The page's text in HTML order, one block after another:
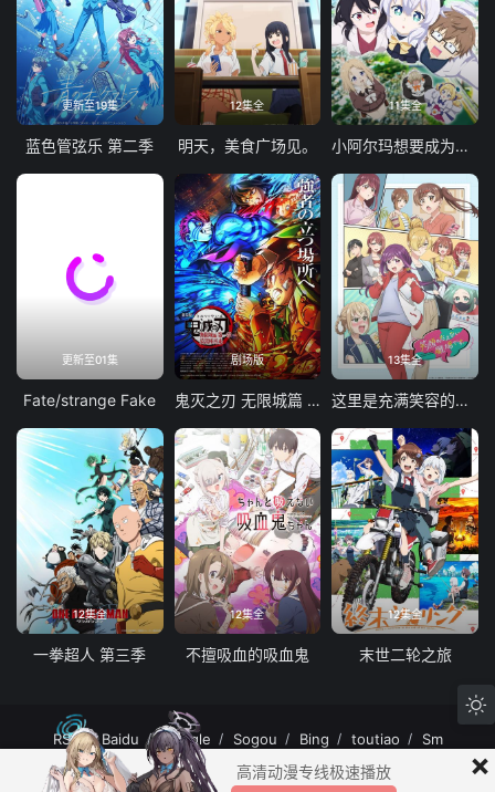
更新至19集
蓝色管弦乐 第二季
12集全
明天，美食广场见。
11集全
小阿尔玛想要成为家人
更新至01集
Fate/strange Fake
剧场版
鬼灭之刃 无限城篇 第一章 猗窝座再袭
13集全
这里是充满笑容的职场。
12集全
一拳超人 第三季
12集全
不擅吸血的吸血鬼
12集全
末世二轮之旅
RSS Baidu Google Sogou Bing toutiao Sm
MuteFun动漫网站-无声乐趣-(゜-゜)つロ 干杯~MuteFun动漫网站所有内容均来
自互联网分享站点所提供的公开引用资源，未提供资源上传、存储服务。
×
高清动漫专线极速播放